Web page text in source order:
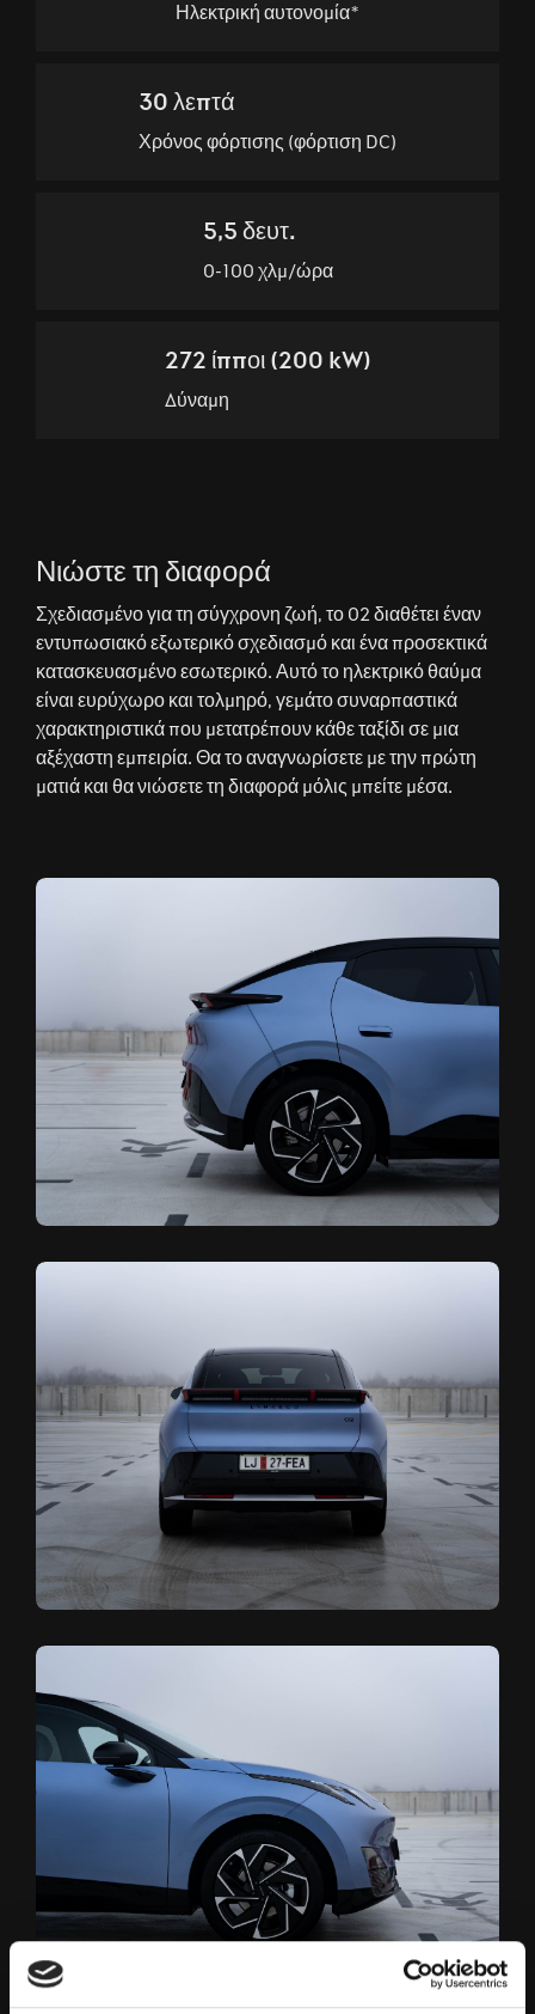
Ηλεκτρική αυτονομία*
30 λεπτά
Χρόνος φόρτισης (φόρτιση DC)
5,5 δευτ.
0-100 χλμ/ώρα
272 ίπποι (200 kW)
Δύναμη
Νιώστε τη διαφορά
Σχεδιασμένο για τη σύγχρονη ζωή, το 02 διαθέτει έναν
εντυπωσιακό εξωτερικό σχεδιασμό και ένα προσεκτικά
κατασκευασμένο εσωτερικό. Αυτό το ηλεκτρικό θαύμα
είναι ευρύχωρο και τολμηρό, γεμάτο συναρπαστικά
χαρακτηριστικά που μετατρέπουν κάθε ταξίδι σε μια
αξέχαστη εμπειρία. Θα το αναγνωρίσετε με την πρώτη
ματιά και θα νιώσετε τη διαφορά μόλις μπείτε μέσα.